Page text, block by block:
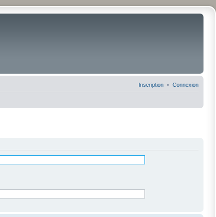
Connexion
Inscription